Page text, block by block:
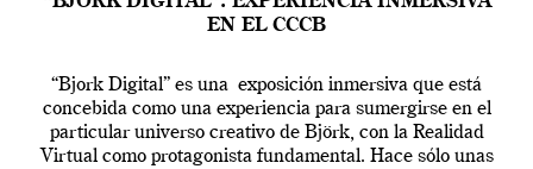
EN EL CCCB
“Bjork Digital” es una exposición inmersiva que está
concebida como una experiencia para sumergirse en el
particular universo creativo de Björk, con la Realidad
Virtual como protagonista fundamental. Hace sólo unas